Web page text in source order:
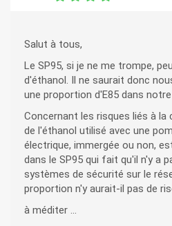
Salut à tous,
Le SP95, si je ne me trompe,
d'éthanol. Il ne saurait donc
une proportion d'E85 dans
Concernant les risques liés à
de l'éthanol utilisé avec une
électrique, immergée ou non,
dans le SP95 qui fait qu'il n'y a
systèmes de sécurité sur le
proportion n'y aurait-il pas de
à méditer ...